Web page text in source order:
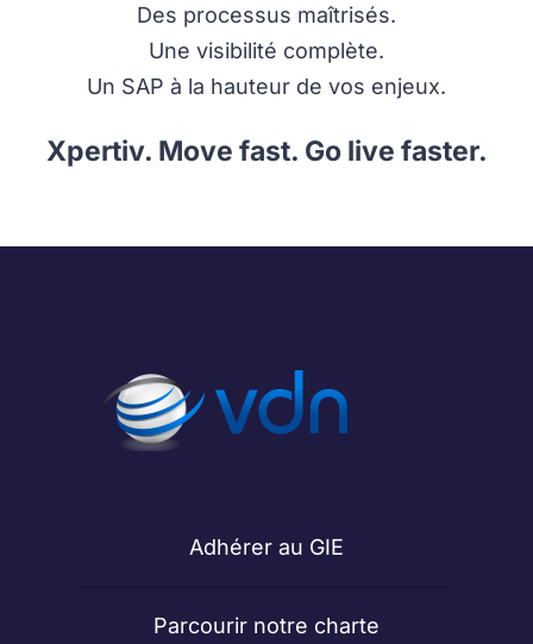
Des processus maîtrisés.
Une visibilité complète.
Un SAP à la hauteur de vos enjeux.
Xpertiv. Move fast. Go live faster.
Adhérer au GIE
Parcourir notre charte